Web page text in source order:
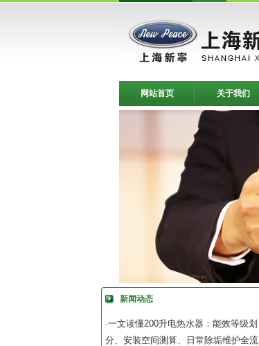
网站首页 关于我们
新闻动态
·一文读懂200升电热水器：能效等级划
分、安装空间测算、日常除垢维护全流